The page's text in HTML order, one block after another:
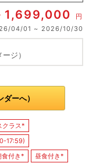
1,699,000
円
04/01 2026/10/30
ジ）
ーへ）
クラス*
17:59)
食付き*
昼食付き*